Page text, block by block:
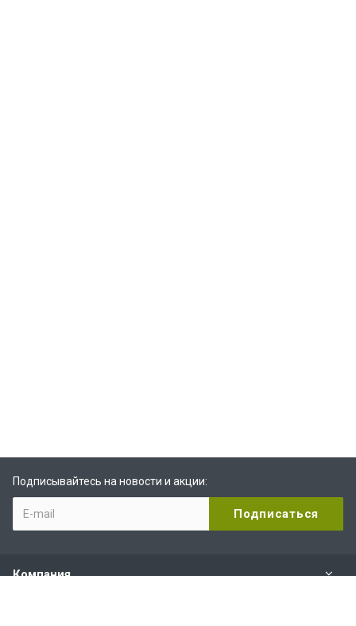
Подписывайтесь на новости и акции:
Компания